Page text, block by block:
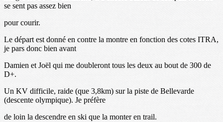
se sent pas assez bien
pour courir.
Le départ est donné en contre la montre en fonction des cotes ITRA,
je pars donc bien avant
Damien et Joël qui me doubleront tous les deux au bout de 300 de
D+.
Un KV difficile, raide (que 3,8km) sur la piste de Bellevarde
(descente olympique). Je préfère
de loin la descendre en ski que la monter en trail.